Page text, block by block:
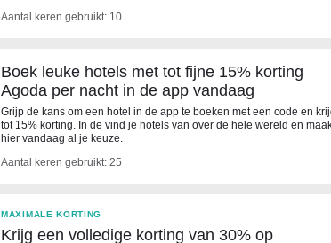
Aantal keren gebruikt: 10
Boek leuke hotels met tot fijne 15% korting
Agoda per nacht in de app vandaag
Grijp de kans om een ​​hotel in de app te boeken met een code en
tot 15% korting. In de vind je hotels van over de hele wereld en
hier vandaag al je keuze.
Aantal keren gebruikt: 25
MAXIMALE KORTING
Krijg een volledige korting van 30% op